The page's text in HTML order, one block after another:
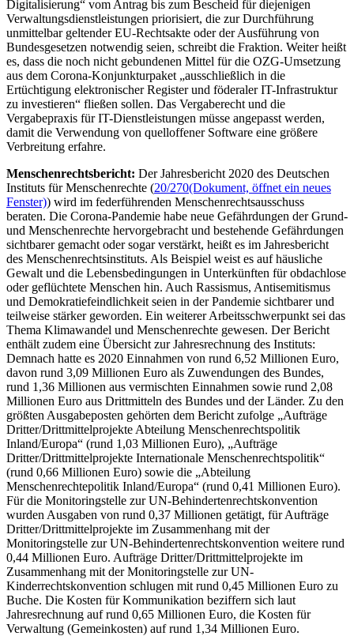
Digitalisierung“ vom Antrag bis zum Bescheid für diejenigen
Verwaltungsdienstleistungen priorisiert, die zur Durchführung
unmittelbar geltender EU-Rechtsakte oder der Ausführung von
Bundesgesetzen notwendig seien, schreibt die Fraktion. Weiter heißt
es, dass die noch nicht gebundenen Mittel für die OZG-Umsetzung
aus dem Corona-Konjunkturpaket „ausschließlich in die
Ertüchtigung elektronischer Register und föderaler IT-Infrastruktur
zu investieren“ fließen sollen. Das Vergaberecht und die
Vergabepraxis für IT-Dienstleistungen müsse angepasst werden,
damit die Verwendung von quelloffener Software eine größere
Verbreitung erfahre.
Menschenrechtsbericht: Der Jahresbericht 2020 des Deutschen
Instituts für Menschenrechte (20/270(Dokument, öffnet ein neues
Fenster)) wird im federführenden Menschenrechtsausschuss
beraten. Die Corona-Pandemie habe neue Gefährdungen der Grund-
und Menschenrechte hervorgebracht und bestehende Gefährdungen
sichtbarer gemacht oder sogar verstärkt, heißt es im Jahresbericht
des Menschenrechtsinstituts. Als Beispiel weist es auf häusliche
Gewalt und die Lebensbedingungen in Unterkünften für obdachlose
oder geflüchtete Menschen hin. Auch Rassismus, Antisemitismus
und Demokratiefeindlichkeit seien in der Pandemie sichtbarer und
teilweise stärker geworden. Ein weiterer Arbeitsschwerpunkt sei das
Thema Klimawandel und Menschenrechte gewesen. Der Bericht
enthält zudem eine Übersicht zur Jahresrechnung des Instituts:
Demnach hatte es 2020 Einnahmen von rund 6,52 Millionen Euro,
davon rund 3,09 Millionen Euro als Zuwendungen des Bundes,
rund 1,36 Millionen aus vermischten Einnahmen sowie rund 2,08
Millionen Euro aus Drittmitteln des Bundes und der Länder. Zu den
größten Ausgabeposten gehörten dem Bericht zufolge „Aufträge
Dritter/Drittmittelprojekte Abteilung Menschenrechtspolitik
Inland/Europa“ (rund 1,03 Millionen Euro), „Aufträge
Dritter/Drittmittelprojekte Internationale Menschenrechtspolitik“
(rund 0,66 Millionen Euro) sowie die „Abteilung
Menschenrechtepolitik Inland/Europa“ (rund 0,41 Millionen Euro).
Für die Monitoringstelle zur UN-Behindertenrechtskonvention
wurden Ausgaben von rund 0,37 Millionen getätigt, für Aufträge
Dritter/Drittmittelprojekte im Zusammenhang mit der
Monitoringstelle zur UN-Behindertenrechtskonvention weitere rund
0,44 Millionen Euro. Aufträge Dritter/Drittmittelprojekte im
Zusammenhang mit der Monitoringstelle zur UN-
Kinderrechtskonvention schlugen mit rund 0,45 Millionen Euro zu
Buche. Die Kosten für Kommunikation beziffern sich laut
Jahresrechnung auf rund 0,65 Millionen Euro, die Kosten für
Verwaltung (Gemeinkosten) auf rund 1,34 Millionen Euro.